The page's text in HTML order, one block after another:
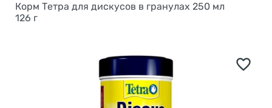
Корм Тетра для дискусов в гранулах 250 мл
126 г